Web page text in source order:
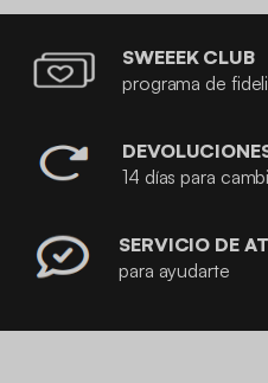
SWEEEK CLUB
programa de
14 días para
SERVICIO DE
para ayudarte